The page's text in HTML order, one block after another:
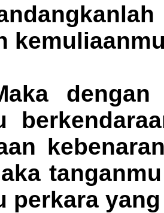
dengan
perkara